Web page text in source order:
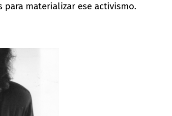
para materializar ese activismo.